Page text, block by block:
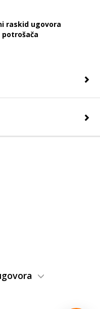
raskid ugovora